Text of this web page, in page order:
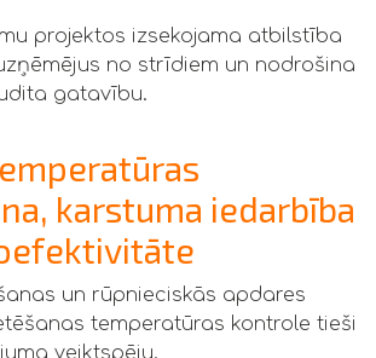
projektos izsekojama atbilstība
no strīdiem un nodrošina
gatavību.
karstuma iedarbība
un rūpnieciskās apdares
temperatūras kontrole tieši
veiktspēju.